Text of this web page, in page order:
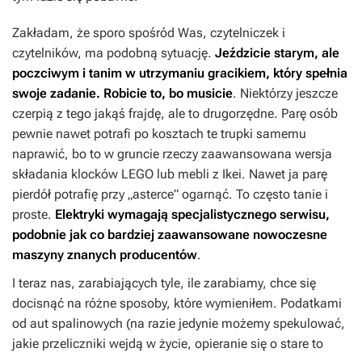
Zakładam, że sporo spośród Was, czytelniczek i
czytelników, ma podobną sytuację. Jeździcie starym, ale
poczciwym i tanim w utrzymaniu gracikiem, który spełnia
swoje zadanie. Robicie to, bo musicie. Niektórzy jeszcze
czerpią z tego jakąś frajdę, ale to drugorzędne. Parę osób
pewnie nawet potrafi po kosztach te trupki samemu
naprawić, bo to w gruncie rzeczy zaawansowana wersja
składania klocków LEGO lub mebli z Ikei. Nawet ja parę
pierdół potrafię przy „asterce” ogarnąć. To często tanie i
proste. Elektryki wymagają specjalistycznego serwisu,
podobnie jak co bardziej zaawansowane nowoczesne
maszyny znanych producentów.
I teraz nas, zarabiających tyle, ile zarabiamy, chce się
docisnąć na różne sposoby, które wymieniłem. Podatkami
od aut spalinowych (na razie jedynie możemy spekulować,
jakie przeliczniki wejdą w życie, opieranie się o stare to